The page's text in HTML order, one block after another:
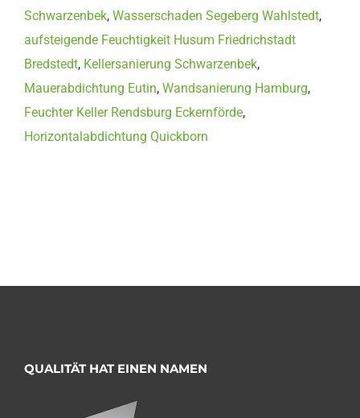
Schwarzenbek, Wasserschaden Segeberg Wahlstedt,
aufsteigende Feuchtigkeit Husum Friedrichstadt
Bredstedt, Kellersanierung Schwarzenbek,
Mauerabdichtung Eutin, Wandsanierung Hamburg,
Feuchter Keller Rendsburg Eckernförde,
Horizontalabdichtung Quickborn
QUALITÄT HAT EINEN NAMEN